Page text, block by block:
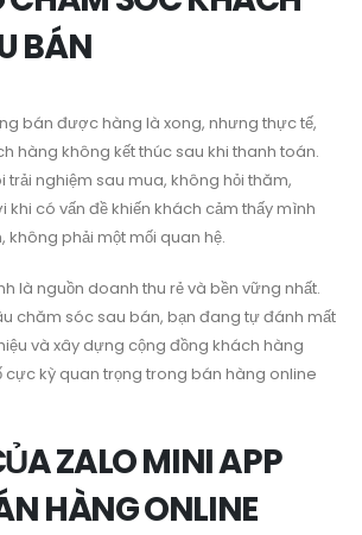
BÁN
bán được hàng là xong, nhưng thực tế,
hàng không kết thúc sau khi thanh toán.
trải nghiệm sau mua, không hỏi thăm,
khi có vấn đề khiến khách cảm thấy mình
không phải một mối quan hệ.
là nguồn doanh thu rẻ và bền vững nhất.
chăm sóc sau bán, bạn đang tự đánh mất
và xây dựng cộng đồng khách hàng
cực kỳ quan trọng trong bán hàng online
ZALO MINI APP
HÀNG ONLINE